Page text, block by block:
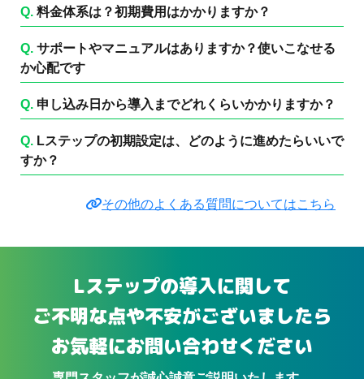
Q. 料金体系は？初期費用はかかりますか？
Q. サポートやマニュアルはありますか？使いこなせる
か心配です
Q. 申し込み日から導入までどれくらいかかりますか？
Q. Lステップの初期設定は、どのように進めたらいいで
すか？
その他のよくある質問についてはこちら
Lステップの導入に関して
ご不明な点や不安がございましたら
お気軽にお問い合わせください